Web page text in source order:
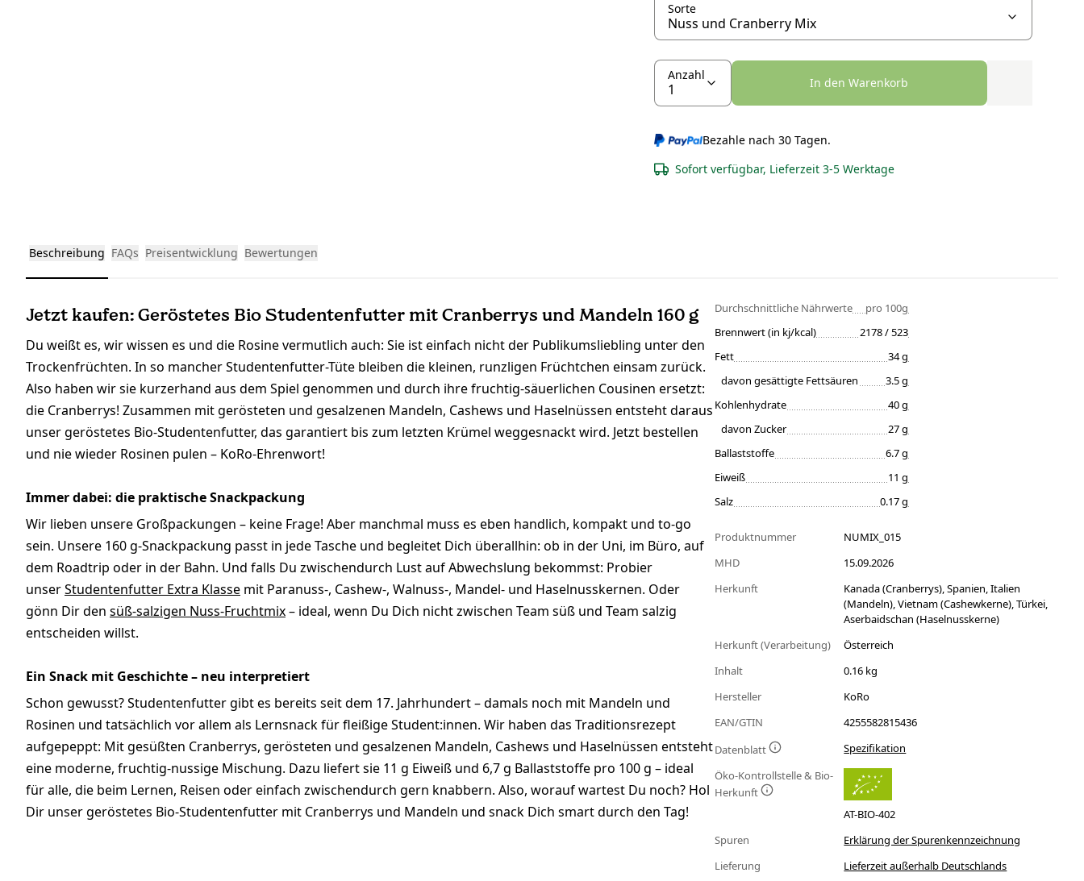
Sorte
Anzahl
In den Warenkorb
Bezahle nach 30 Tagen.
Sofort verfügbar, Lieferzeit 3-5 Werktage
Beschreibung FAQs Preisentwicklung Bewertungen
Jetzt kaufen: Geröstetes Bio Studentenfutter mit Cranberrys und Mandeln 160 g
Du weißt es, wir wissen es und die Rosine vermutlich auch: Sie ist einfach nicht der Publikumsliebling unter den
Trockenfrüchten. In so mancher Studentenfutter-Tüte bleiben die kleinen, runzligen Früchtchen einsam zurück.
Also haben wir sie kurzerhand aus dem Spiel genommen und durch ihre fruchtig-säuerlichen Cousinen ersetzt:
die Cranberrys! Zusammen mit gerösteten und gesalzenen Mandeln, Cashews und Haselnüssen entsteht daraus
unser geröstetes Bio-Studentenfutter, das garantiert bis zum letzten Krümel weggesnackt wird. Jetzt bestellen
und nie wieder Rosinen pulen – KoRo-Ehrenwort!
Immer dabei: die praktische Snackpackung
Wir lieben unsere Großpackungen – keine Frage! Aber manchmal muss es eben handlich, kompakt und to-go
sein. Unsere 160 g-Snackpackung passt in jede Tasche und begleitet Dich überallhin: ob in der Uni, im Büro, auf
dem Roadtrip oder in der Bahn. Und falls Du zwischendurch Lust auf Abwechslung bekommst: Probier
unserStudentenfutter Extra Klasse mit Paranuss-, Cashew-, Walnuss-, Mandel- und Haselnusskernen. Oder
gönn Dir den süß-salzigen Nuss-Fruchtmix– ideal, wenn Du Dich nicht zwischen Team süß und Team salzig
entscheiden willst.
Ein Snack mit Geschichte – neu interpretiert
Schon gewusst? Studentenfutter gibt es bereits seit dem 17. Jahrhundert – damals noch mit Mandeln und
Rosinen und tatsächlich vor allem als Lernsnack für fleißige Student:innen. Wir haben das Traditionsrezept
aufgepeppt: Mit gesüßten Cranberrys, gerösteten und gesalzenen Mandeln, Cashews und Haselnüssen entsteht
eine moderne, fruchtig-nussige Mischung. Dazu liefert sie 11 g Eiweiß und 6,7 g Ballaststoffe pro 100 g – ideal
für alle, die beim Lernen, Reisen oder einfach zwischendurch gern knabbern. Also, worauf wartest Du noch? Hol
Dir unser geröstetes Bio-Studentenfutter mit Cranberrys und Mandeln und snack Dich smart durch den Tag!
Durchschnittliche Nährwerte
pro 100g
Brennwert (in kj/kcal)
2178 / 523
Fett
34 g
davon gesättigte Fettsäuren
3.5 g
Kohlenhydrate
40 g
davon Zucker
27 g
Ballaststoffe
6.7 g
Eiweiß
11 g
Salz
0.17 g
Produktnummer
NUMIX_015
MHD
15.09.2026
Herkunft
Kanada (Cranberrys), Spanien, Italien
(Mandeln), Vietnam (Cashewkerne), Türkei,
Aserbaidschan (Haselnusskerne)
Herkunft (Verarbeitung)
Österreich
Inhalt
0.16 kg
Hersteller
KoRo
EAN/GTIN
4255582815436
Datenblatt
Spezifikation
Öko-Kontrollstelle & Bio-
Herkunft
AT-BIO-402
Spuren
Erklärung der Spurenkennzeichnung
Lieferung
Lieferzeit außerhalb Deutschlands